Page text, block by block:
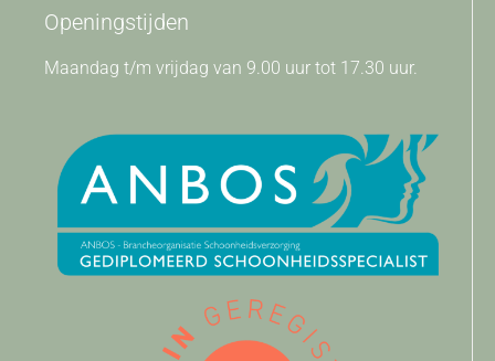
Openingstijden
Maandag t/m vrijdag van 9.00 uur tot 17.30 uur.